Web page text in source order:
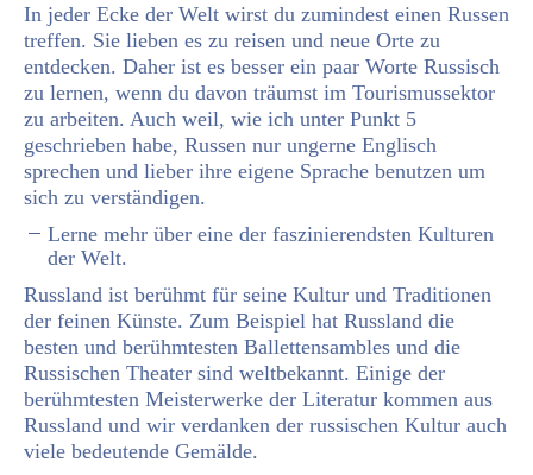
In jeder Ecke der Welt wirst du zumindest einen Russen
treffen. Sie lieben es zu reisen und neue Orte zu
entdecken. Daher ist es besser ein paar Worte Russisch
zu lernen, wenn du davon träumst im Tourismussektor
zu arbeiten. Auch weil, wie ich unter Punkt 5
geschrieben habe, Russen nur ungerne Englisch
sprechen und lieber ihre eigene Sprache benutzen um
sich zu verständigen.
Lerne mehr über eine der faszinierendsten Kulturen
der Welt.
Russland ist berühmt für seine Kultur und Traditionen
der feinen Künste. Zum Beispiel hat Russland die
besten und berühmtesten Ballettensambles und die
Russischen Theater sind weltbekannt. Einige der
berühmtesten Meisterwerke der Literatur kommen aus
Russland und wir verdanken der russischen Kultur auch
viele bedeutende Gemälde.